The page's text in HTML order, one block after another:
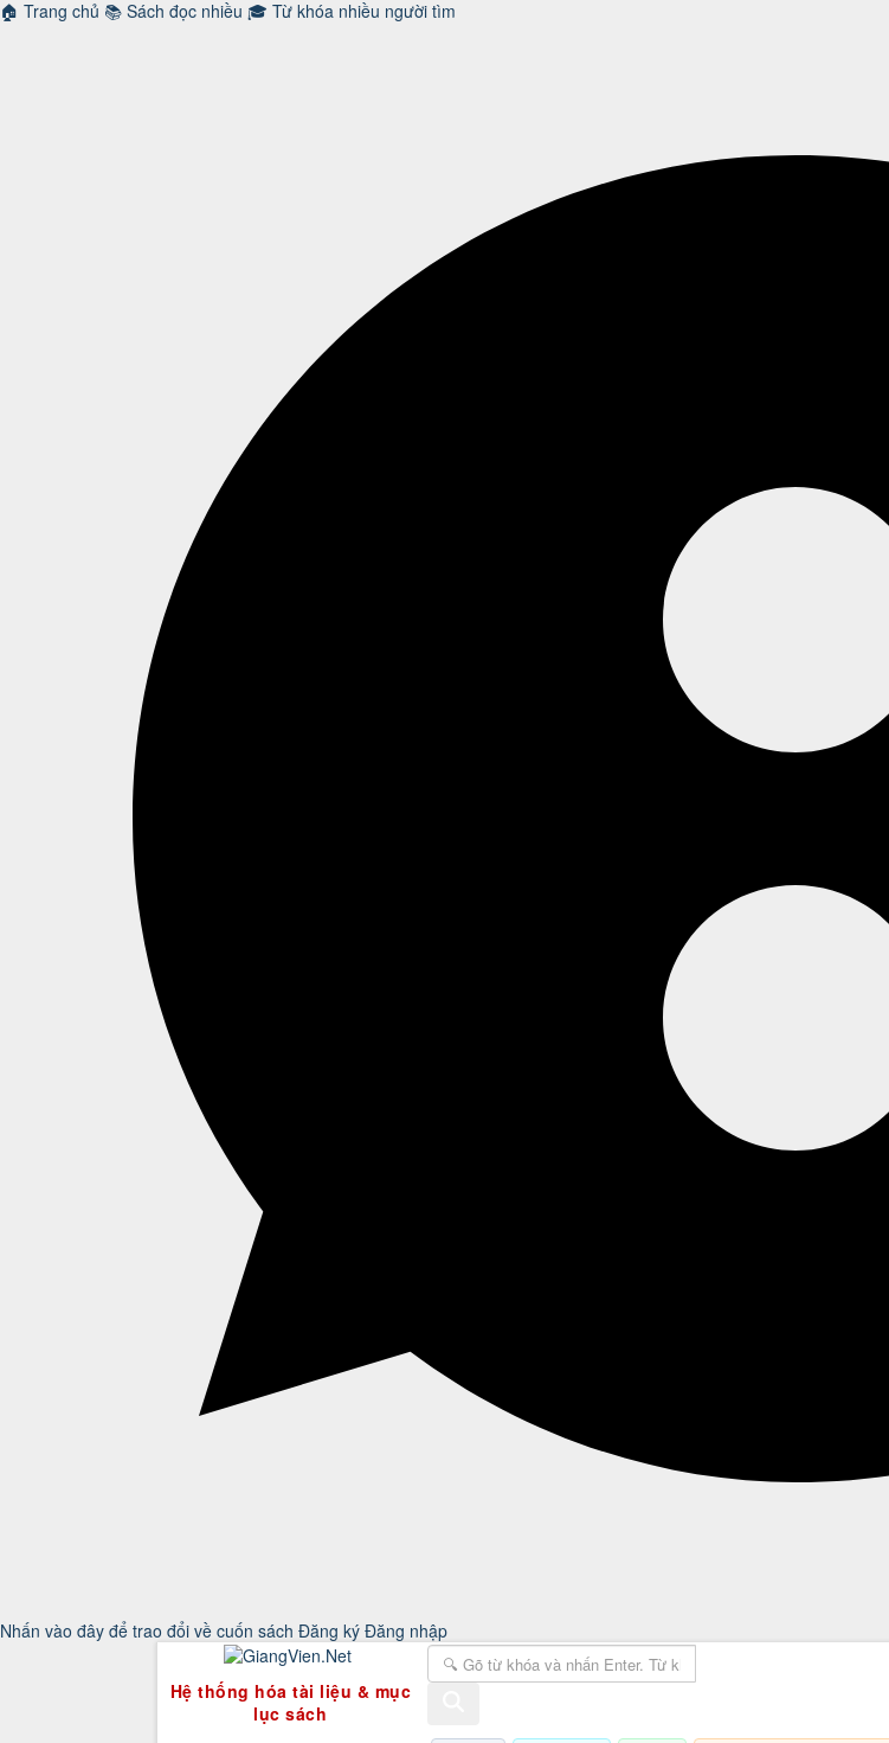
🏠 Trang chủ 📚 Sách đọc nhiều 🎓 Từ khóa nhiều người tìm
Nhấn vào đây để trao đổi về cuốn sách Đăng ký Đăng nhập
GiangVien.Net - Hệ thống hóa tài liệu & mục lục sách
Hệ thống hóa tài liệu & mục
lục sách